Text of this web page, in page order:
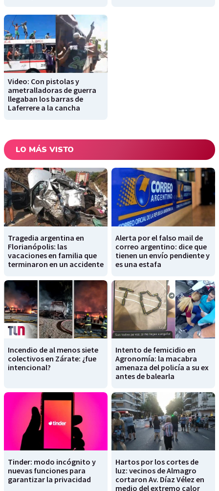
Video: Con pistolas y
ametralladoras de guerra
llegaban los barras de
Laferrere a la cancha
LO MÁS VISTO
Tragedia argentina en
Florianópolis: las
vacaciones en familia que
terminaron en un accidente
Alerta por el falso mail de
correo argentino: dice que
tienen un envío pendiente y
es una estafa
Incendio de al menos siete
colectivos en Zárate: ¿fue
intencional?
Intento de femicidio en
Agronomía: la macabra
amenaza del policía a su ex
antes de balearla
Tinder: modo incógnito y
nuevas funciones para
garantizar la privacidad
Hartos por los cortes de
luz: vecinos de Almagro
cortaron Av. Díaz Vélez en
medio del extremo calor